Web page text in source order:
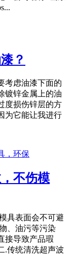
？
考虑油漆下面的
镀锌金属上的油
度损伤锌层的方
为它能让我进行
不伤模
具表面会不可避
、油污等污染
接导致产品瑕
.传统清洗超声波